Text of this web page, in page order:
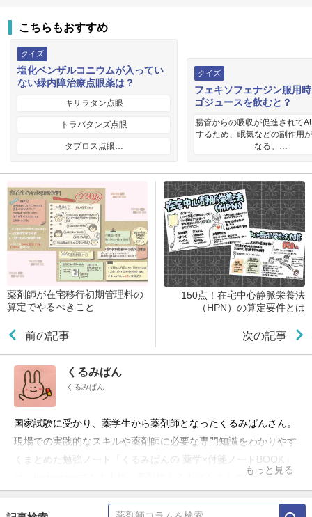
こちらもおすすめ
クイズ
塩化ベンザルコニウムが入ってい
ない緑内障治療点眼薬は？
キサラタン点眼
トラバタンズ点眼
タプロス点眼…
クイズ
フェキソフェナジン服用
ゴジュースを飲むと？
腸管からの吸収が促進されて
するため、眠気などの副作用
なる。…
薬剤師が在宅移行初期管理料の
算定でやるべきこと
前の記事
150点！在宅中心静脈栄養法
（HPN）の算定要件とは
次の記事
くるみぱん
くるみぱん
国家試験に受かり、薬学生から薬剤師となったくるみぱんさん。
現場での実践的なスキルや薬剤師に必要な専門知識をわかりやす
くまとめた勉強ノート「くるみぱんの 薬学×付箋ノートBOOK」
は、Instagramでも大人気。薬剤師くるみぱんさんの、ためにな
もっと見る